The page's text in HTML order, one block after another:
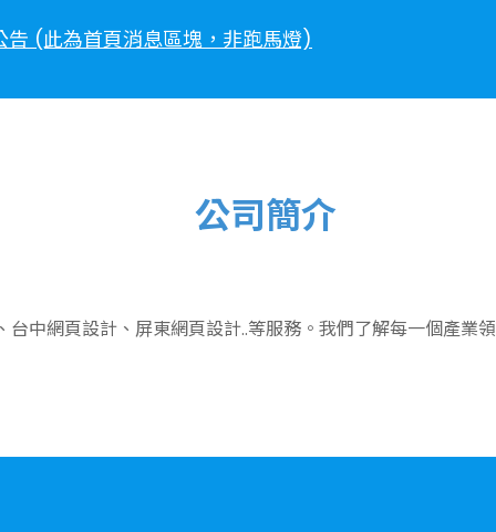
告 (此為首頁消息區塊，非跑馬燈)
策 (此為首頁消息區塊，非跑馬燈)
公司簡介
中網頁設計、屏東網頁設計..等服務。我們了解每一個產業